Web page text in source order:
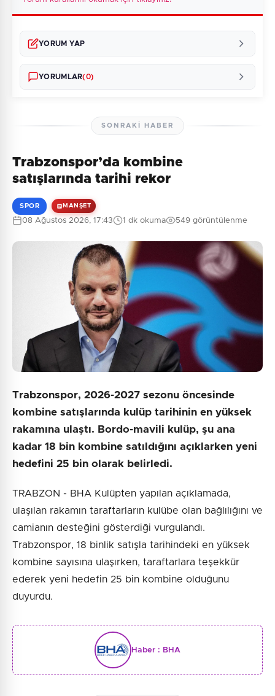
YORUM YAP
Güvenlik Sorusu:
10 + 10 = ?
Gönder
YORUMLAR(0)
Henüz yorum yapılmamış. İlk yorumu siz yapın!
SONRAKI HABER
Trabzonspor’da kombine
satışlarında tarihi rekor
SPOR MANŞET
08 Ağustos 2026, 17:43 1 dk okuma 549 görüntülenme
Trabzonspor, 2026-2027 sezonu öncesinde
kombine satışlarında kulüp tarihinin en yüksek
rakamına ulaştı. Bordo-mavili kulüp, şu ana
kadar 18 bin kombine satıldığını açıklarken yeni
hedefini 25 bin olarak belirledi.
TRABZON - BHA Kulüpten yapılan açıklamada,
ulaşılan rakamın taraftarların kulübe olan bağlılığını ve
camianın desteğini gösterdiği vurgulandı.
Trabzonspor, 18 binlik satışla tarihindeki en yüksek
kombine sayısına ulaşırken, taraftarlara teşekkür
ederek yeni hedefin 25 bin kombine olduğunu
duyurdu.
Haber : BHA